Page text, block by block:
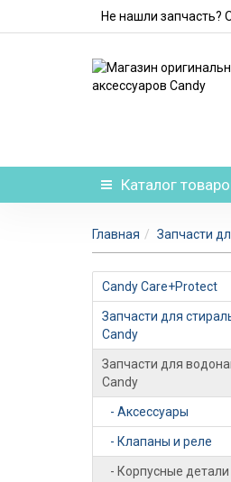
Не нашли
Каталог
Главная Запчасти
Candy Care+Protect
Запчасти для
Candy
Запчасти для
Candy
- Аксессуары
- Клапаны и реле
- Корпусные детали